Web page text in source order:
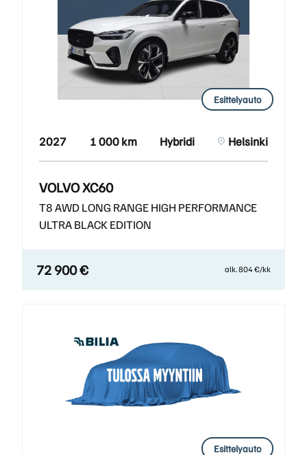
Esittelyauto
2027 1 000 km Hybridi Helsinki
VOLVO XC60
T8 AWD LONG RANGE HIGH PERFORMANCE
ULTRA BLACK EDITION
72 900 € alk. 804 €/kk
Esittelyauto